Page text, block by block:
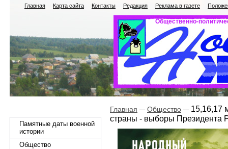
Главная Карта сайта Контакты Редакция Реклама в газете
Общественно-
Памятные даты военной
истории
Общество
Главная Общество
15,16,17
страны - выборы Президента